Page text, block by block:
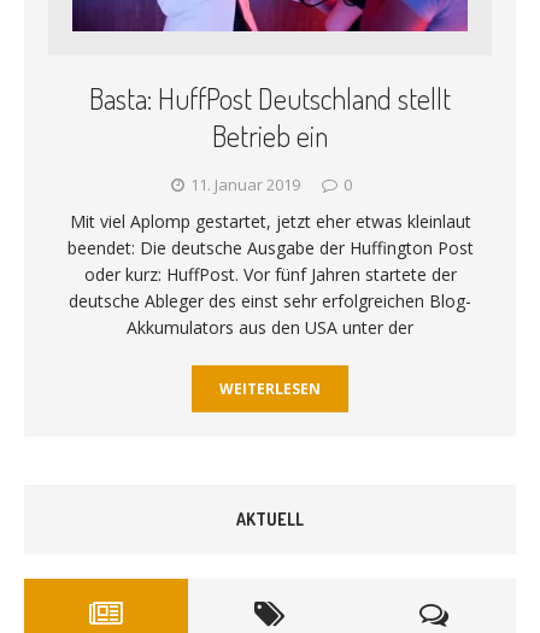
Basta: HuffPost Deutschland stellt
Betrieb ein
11. Januar 2019 0
Mit viel Aplomp gestartet, jetzt eher etwas kleinlaut
beendet: Die deutsche Ausgabe der Huffington Post
oder kurz: HuffPost. Vor fünf Jahren startete der
deutsche Ableger des einst sehr erfolgreichen Blog-
Akkumulators aus den USA unter der
WEITERLESEN
AKTUELL